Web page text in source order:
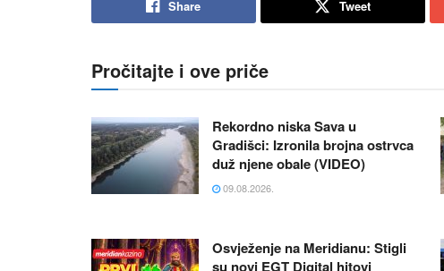
Share Tweet
Pročitajte i ove priče
Rekordno niska Sava u
Gradišci: Izronila brojna ostrvca
duž njene obale (VIDEO)
09.08.2026.
Osvježenje na Meridianu: Stigli
su novi EGT Digital hitovi